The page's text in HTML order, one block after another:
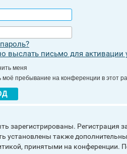
выслать письмо для активации
меня
моё пребывание на конференции в этот
Регистрация
установлены также
принятыми на конференции.